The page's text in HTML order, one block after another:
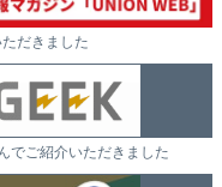
だきました
でご紹介いただきました